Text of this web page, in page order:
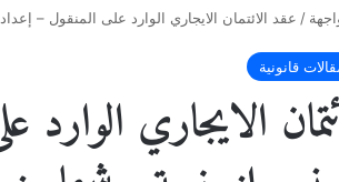
/ عقد الائتمان الايجاري الوارد على المنقول –
قانونية
الايجاري الوارد